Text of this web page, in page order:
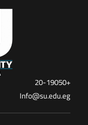
+20-19050
Info@su.edu.eg